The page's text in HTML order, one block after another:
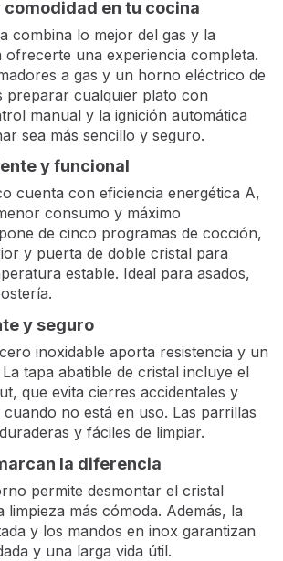
en tu cocina
combina lo mejor del gas y la
ofrecerte una experiencia completa.
a gas y un horno eléctrico de
preparar cualquier plato con
manual y la ignición automática
sea más sencillo y seguro.
y funcional
cuenta con eficiencia energética A,
consumo y máximo
de cinco programas de cocción,
y puerta de doble cristal para
estable. Ideal para asados,
y seguro
inoxidable aporta resistencia y un
tapa abatible de cristal incluye el
que evita cierres accidentales y
no está en uso. Las parrillas
y fáciles de limpiar.
la diferencia
permite desmontar el cristal
más cómoda. Además, la
y los mandos en inox garantizan
y una larga vida útil.